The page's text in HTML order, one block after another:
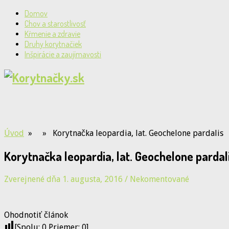
Domov
Chov a starostlivosť
Kŕmenie a zdravie
Druhy korytnačiek
Inšpirácie a zaujímavosti
Úvod » » Korytnačka leopardia, lat. Geochelone pardalis
Korytnačka leopardia, lat. Geochelone
Zverejnené dňa 1. augusta, 2016 / Nekomentované
Ohodnotiť článok
[Spolu: 0 Priemer: 0]